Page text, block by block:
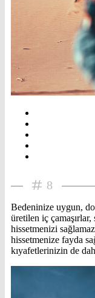
8
Bedeninize uygun,
üretilen iç
hissetmenizi
hissetmenize fayda
kıyafetlerinizin de